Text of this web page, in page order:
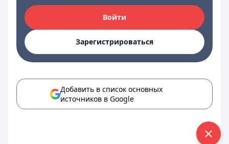
Войти
Зарегистрироваться
Добавить в список основных
источников в Google